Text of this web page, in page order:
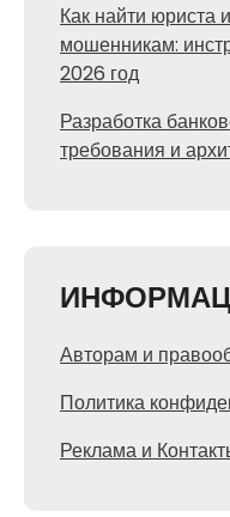
Как найти юриста
мошенникам:
2026 год
Разработка
требования и
Авторам и
Политика
Реклама и